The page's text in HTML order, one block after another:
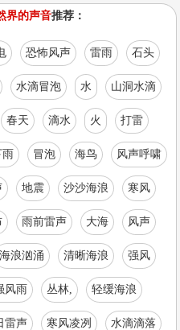
界的声音推荐：
恐怖风声 雷雨 石头
水滴冒泡 水 山洞水滴
春天 滴水 火 打雷
冒泡 海鸟 风声呼啸
地震 沙沙海浪 寒风
雨前雷声 大海 风声
海浪汹涌 清晰海浪 强风
风雨 丛林, 轻缓海浪
雷声 寒风凌冽 水滴滴落